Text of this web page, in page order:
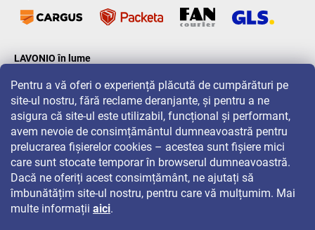
Pentru a vă oferi o experiență plăcută de cumpărături pe
site-ul nostru, fără reclame deranjante, și pentru a ne
asigura că site-ul este utilizabil, funcțional și performant,
avem nevoie de consimțământul dumneavoastră pentru
prelucrarea fișierelor cookies – acestea sunt fișiere mici
care sunt stocate temporar în browserul dumneavoastră.
Dacă ne oferiți acest consimțământ, ne ajutați să
îmbunătățim site-ul nostru, pentru care vă mulțumim. Mai
multe informații aici.
LAVONIO în lume
Pentru promoții, concursuri și reduceri, urmăriți-ne pe: